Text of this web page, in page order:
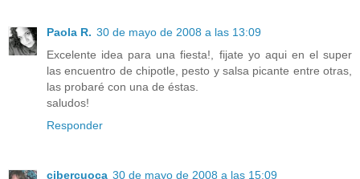
Paola R. 30 de mayo de 2008 a las 13:09
Excelente idea para una fiesta!, fijate yo aqui en el super
las encuentro de chipotle, pesto y salsa picante entre otras,
las probaré con una de éstas.
saludos!
Responder
cibercuoca 30 de mayo de 2008 a las 15:09